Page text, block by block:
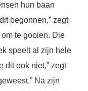
hun baan
begonnen,” zegt
te gooien. Die
speelt al zijn hele
dit ook niet,” zegt
Na zijn